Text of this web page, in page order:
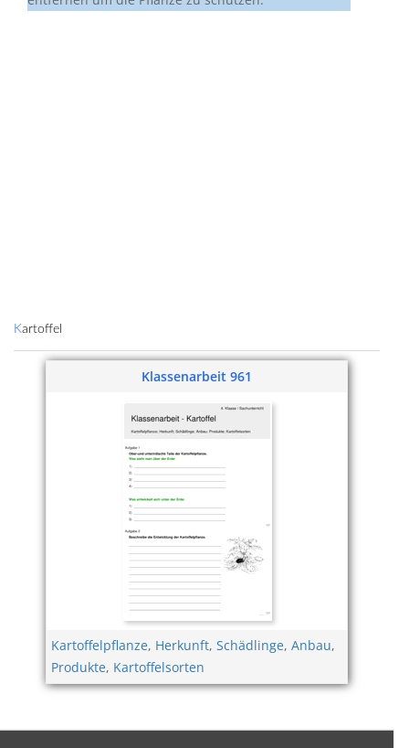
Kartoffel
Kartoffelpflanze,Herkunft
Produkte,Kartoffelsorten